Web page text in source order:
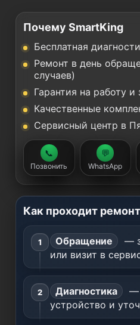
Почему SmartKing
Бесплатная
Ремонт в день
случаев)
Гарантия на работу и
Качественные
Сервисный центр в
📞
Позвонить
💬
WhatsApp
Как проходит ремонт
Обращение
—
или визит в
Диагностика
—
устройство и